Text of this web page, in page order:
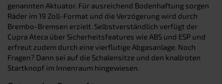
genannten Aktuator. Für ausreichend Bodenhaftung sorgen
Räder im 19 Zoll-Format und die Verzögerung wird durch
Brembo-Bremsen erzielt. Selbstverständlich verfügt der
Cupra Ateca über Sicherheitsfeatures wie ABS und ESP und
erfreut zudem durch eine vierflutige Abgasanlage. Noch
Fragen? Dann sei auf die Schalensitze und den knallroten
Startknopf im Innenraum hingewiesen.